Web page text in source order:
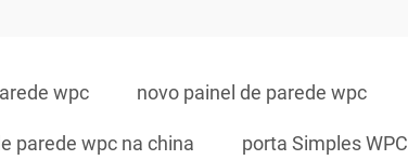
wpc novo painel de parede wpc
parede wpc na china porta Simples WPC